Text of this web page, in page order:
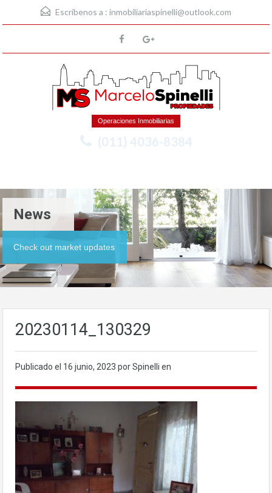
Escríbenos a : inmobiliariaspinelli@outlook.com
Operaciones Inmobiliarias
(011) 4036-8384
News
Check out market updates
20230114_130329
Publicado el 16 junio, 2023 por Spinelli en